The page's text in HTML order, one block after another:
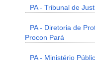
PA - Tribunal de
PA - Diretoria de
Procon Pará
PA - Ministério